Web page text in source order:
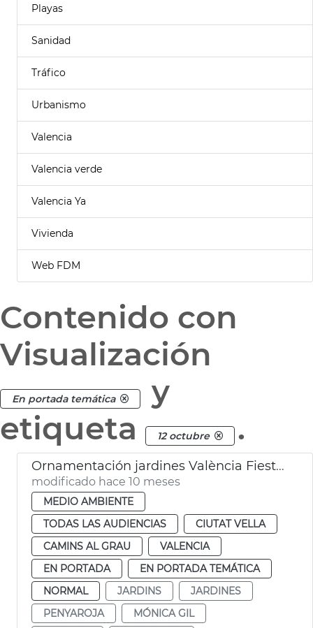
Playas
Sanidad
Tráfico
Urbanismo
Valencia
Valencia verde
Valencia Ya
Vivienda
Web FDM
Contenido con
Visualización
En portada temática
y
etiqueta
12 octubre .
Ornamentación jardines València Fiesta Nacional de España
modificado hace 10 meses
MEDIO AMBIENTE
TODAS LAS AUDIENCIAS
CIUTAT VELLA
CAMINS AL GRAU
VALENCIA
EN PORTADA
EN PORTADA TEMÁTICA
NORMAL
JARDINS
JARDINES
PENYAROJA
MÓNICA GIL